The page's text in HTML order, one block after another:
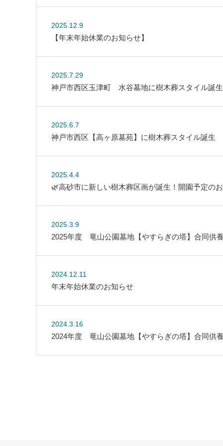
2025.12.9
【年末年始休業のお知らせ】
2025.7.29
神戸市西区玉津町 水谷墓地に樹木葬スタイル誕
2025.6.7
神戸市西区【高ヶ原墓苑】に樹木葬スタイル誕生
2025.4.4
🌿高砂市に新しい樹木葬区画が誕生！開園予定の
2025.3.9
2025年度 竜山公園墓地【やすらぎの塔】合同供
2024.12.11
年末年始休業のお知らせ
2024.3.16
2024年度 竜山公園墓地【やすらぎの塔】合同供